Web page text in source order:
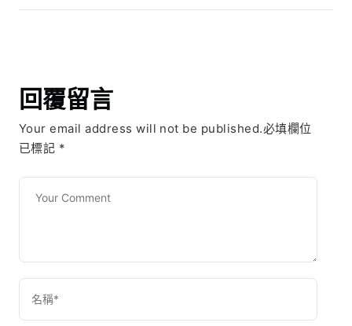
回覆留言
Your email address will not be published.必填欄位
已標記 *